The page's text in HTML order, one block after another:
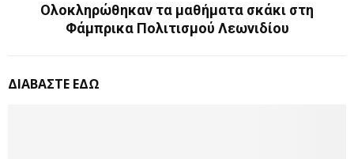
Ολοκληρώθηκαν τα μαθήματα σκάκι στη
Φάμπρικα Πολιτισμού Λεωνιδίου
ΔΙΑΒΑΣΤΕ ΕΔΩ